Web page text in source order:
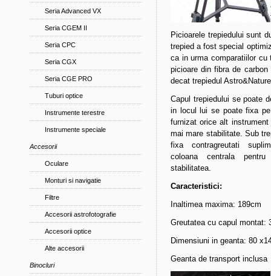
Seria Advanced VX
Seria CGEM II
Seria CPC
Seria CGX
Seria CGE PRO
Tuburi optice
Instrumente terestre
Instrumente speciale
Accesorii
Oculare
Monturi si navigatie
Filtre
Accesorii astrofotografie
Accesorii optice
Alte accesorii
Binocluri
Picioarele trepiedului sunt
trepied a fost special
ca in urma comparatiilor cu
picioare din fibra de
decat trepiedul
Capul trepiedului se poate
in locul lui se poate fixa
furnizat orice alt
mai mare stabilitate. Sub
fixa contragreutati
coloana centrala
stabilitatea.
Caracteristici:
Inaltimea maxima: 189cm
Greutatea cu capul montat:
Dimensiuni in geanta: 80
Geanta de transport inclusa